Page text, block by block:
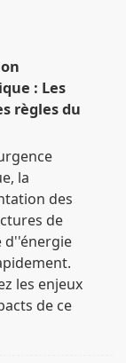
: Les
règles du
la
des
de
d''énergie
les enjeux
de ce